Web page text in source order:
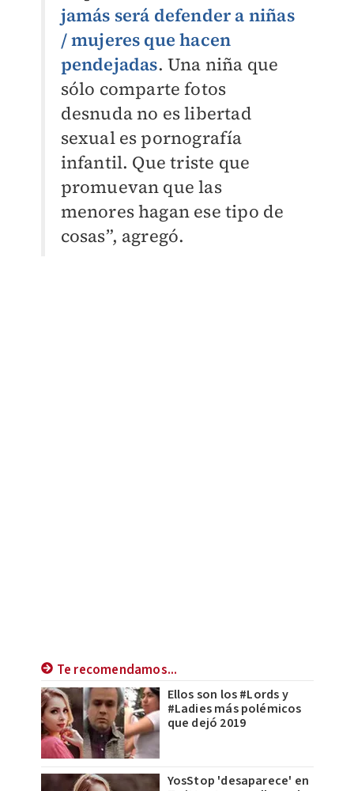
jamás será defender a niñas
/ mujeres que hacen
pendejadas. Una niña que
sólo comparte fotos
desnuda no es libertad
sexual es pornografía
infantil. Que triste que
promuevan que las
menores hagan ese tipo de
cosas”, agregó.
Te recomendamos...
Ellos son los #Lords y
#Ladies más polémicos
que dejó 2019
YosStop 'desaparece' en